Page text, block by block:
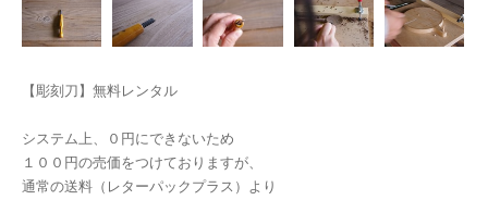
【彫刻刀】無料レンタル
システム上、０円にできないため
１００円の売価をつけておりますが、
通常の送料（レターパックプラス）より